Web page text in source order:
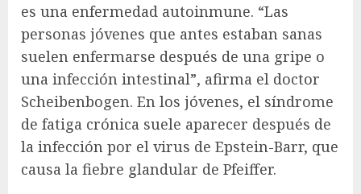
es una enfermedad autoinmune. “Las
personas jóvenes que antes estaban sanas
suelen enfermarse después de una gripe o
una infección intestinal”, afirma el doctor
Scheibenbogen. En los jóvenes, el síndrome
de fatiga crónica suele aparecer después de
la infección por el virus de Epstein-Barr, que
causa la fiebre glandular de Pfeiffer.